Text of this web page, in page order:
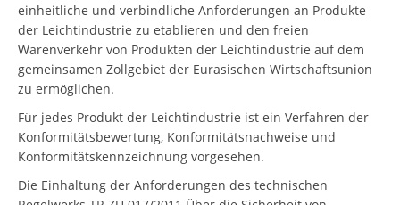
einheitliche und verbindliche Anforderungen an Produkte
der Leichtindustrie zu etablieren und den freien
Warenverkehr von Produkten der Leichtindustrie auf dem
gemeinsamen Zollgebiet der Eurasischen Wirtschaftsunion
zu ermöglichen.
Für jedes Produkt der Leichtindustrie ist ein Verfahren der
Konformitätsbewertung, Konformitätsnachweise und
Konformitätskennzeichnung vorgesehen.
Die Einhaltung der Anforderungen des technischen